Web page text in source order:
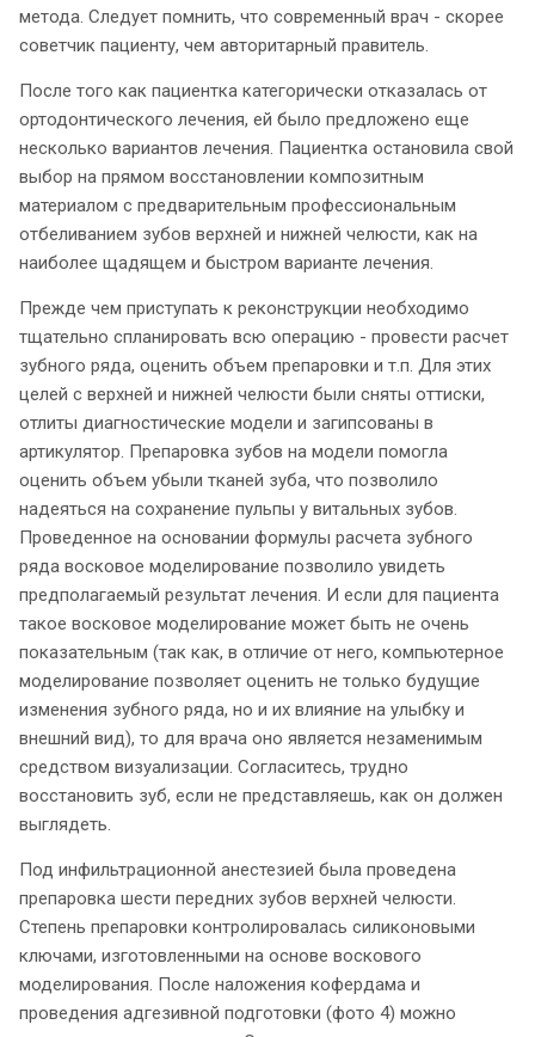
метода. Следует помнить, что современный врач - скорее
советчик пациенту, чем авторитарный правитель.
После того как пациентка категорически отказалась от
ортодонтического лечения, ей было предложено еще
несколько вариантов лечения. Пациентка остановила свой
выбор на прямом восстановлении композитным
материалом с предварительным профессиональным
отбеливанием зубов верхней и нижней челюсти, как на
наиболее щадящем и быстром варианте лечения.
Прежде чем приступать к реконструкции необходимо
тщательно спланировать всю операцию - провести расчет
зубного ряда, оценить объем препаровки и т.п. Для этих
целей с верхней и нижней челюсти были сняты оттиски,
отлиты диагностические модели и загипсованы в
артикулятор. Препаровка зубов на модели помогла
оценить объем убыли тканей зуба, что позволило
надеяться на сохранение пульпы у витальных зубов.
Проведенное на основании формулы расчета зубного
ряда восковое моделирование позволило увидеть
предполагаемый результат лечения. И если для пациента
такое восковое моделирование может быть не очень
показательным (так как, в отличие от него, компьютерное
моделирование позволяет оценить не только будущие
изменения зубного ряда, но и их влияние на улыбку и
внешний вид), то для врача оно является незаменимым
средством визуализации. Согласитесь, трудно
восстановить зуб, если не представляешь, как он должен
выглядеть.
Под инфильтрационной анестезией была проведена
препаровка шести передних зубов верхней челюсти.
Степень препаровки контролировалась силиконовыми
ключами, изготовленными на основе воскового
моделирования. После наложения кофердама и
проведения адгезивной подготовки (фото 4) можно